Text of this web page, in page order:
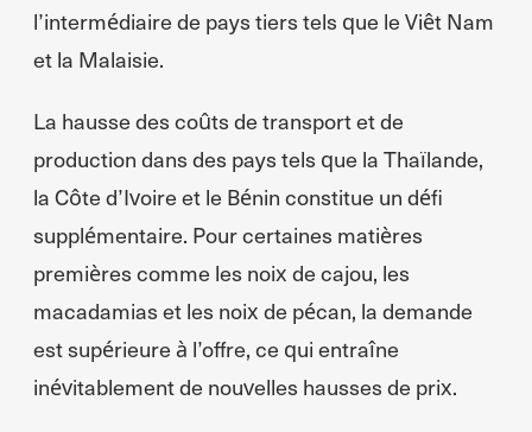
l’intermédiaire de pays tiers tels que le Viêt Nam
et la Malaisie.
La hausse des coûts de transport et de
production dans des pays tels que la Thaïlande,
la Côte d’Ivoire et le Bénin constitue un défi
supplémentaire. Pour certaines matières
premières comme les noix de cajou, les
macadamias et les noix de pécan, la demande
est supérieure à l’offre, ce qui entraîne
inévitablement de nouvelles hausses de prix.